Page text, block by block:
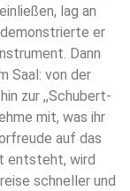
lag an
demonstrierte er
Dann
Saal: von der
zur ,,Schubert-
mit, was ihr
auf das
entsteht, wird
schneller und